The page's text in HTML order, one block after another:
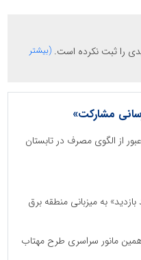
را ثبت نکرده است. (بیشتر
رسانی مشارکت»
از الگوی مصرف در تابستان
به میزبانی منطقه برق
شانزدهمین مانور سراسری طرح مهتاب